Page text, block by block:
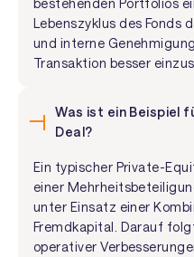
Lebenszyklus des Fonds
und interne
Transaktion besser
Was ist ein Beispiel
Deal?
Ein typischer Private-
einer
unter Einsatz einer
Fremdkapital. Darauf
operativer